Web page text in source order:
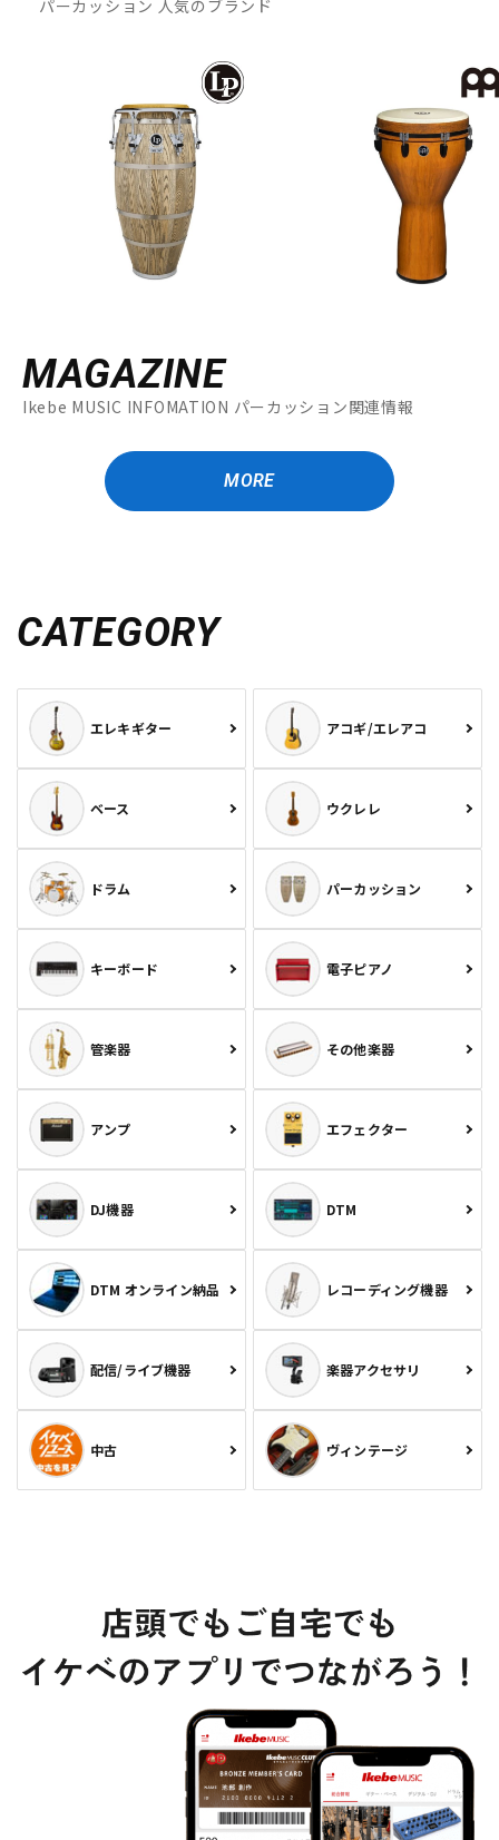
パーカッション 人気のブランド
MAGAZINE
Ikebe MUSIC INFOMATION パーカッション関連情報
MORE
CATEGORY
エレキギター アコギ/エレアコ
ベース ウクレレ
ドラム パーカッション
キーボード 電子ピアノ
管楽器 その他楽器
アンプ エフェクター
DJ機器 DTM
DTM オンライン納品 レコーディング機器
配信/ライブ機器 楽器アクセサリ
中古 ヴィンテージ